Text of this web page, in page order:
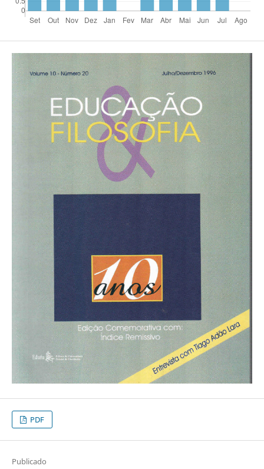
PDF
Publicado